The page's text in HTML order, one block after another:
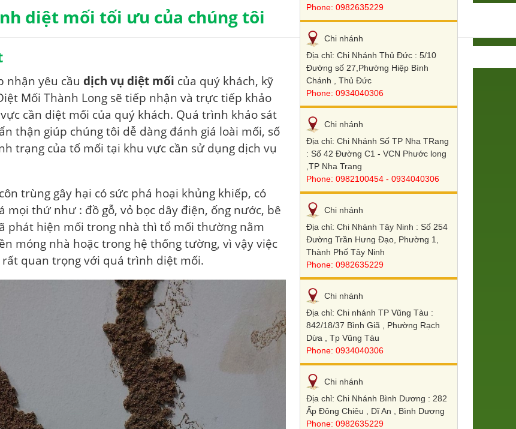
diệt mối tối ưu của chúng tôi
nhận yêu cầu dịch vụ diệt mối của quý khách, kỹ
Mối Thành Long sẽ tiếp nhận và trực tiếp khảo
cần diệt mối của quý khách. Quá trình khảo sát
thận giúp chúng tôi dễ dàng đánh giá loài mối, số
trạng của tổ mối tại khu vực cần sử dụng dịch vụ
trùng gây hại có sức phá hoại khủng khiếp, có
mọi thứ như : đồ gỗ, vỏ bọc dây điện, ống nước, bê
phát hiện mối trong nhà thì tổ mối thường nằm
móng nhà hoặc trong hệ thống tường, vì vậy việc
rất quan trọng với quá trình diệt mối.
Phone: 0982635229
Chi nhánh
Địa chỉ: Chi Nhánh Thủ Đức : 5/10
Đường số 27,Phường Hiệp Bình
Chánh , Thủ Đức
Phone: 0934040306
Chi nhánh
Địa chỉ: Chi Nhánh Số TP Nha TRang
: Số 42 Đường C1 - VCN Phước long
,TP Nha Trang
Phone: 0982100454 - 0934040306
Chi nhánh
Địa chỉ: Chi Nhánh Tây Ninh : Số 254
Đường Trần Hưng Đạo, Phường 1,
Thành Phố Tây Ninh
Phone: 0982635229
Chi nhánh
Địa chỉ: Chi nhánh TP Vũng Tàu :
842/18/37 Bình Giã , Phường Rạch
Dừa , Tp Vũng Tàu
Phone: 0934040306
Chi nhánh
Địa chỉ: Chi Nhánh Bình Dương : 282
Ấp Đông Chiêu , Dĩ An , Bình Dương
Phone: 0982635229